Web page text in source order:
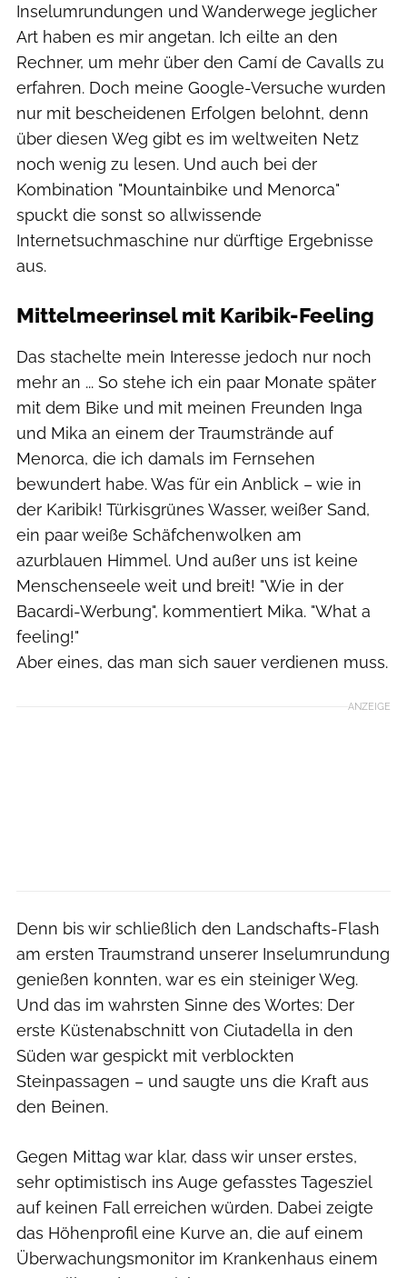
Inselumrundungen und Wanderwege jeglicher
Art haben es mir angetan. Ich eilte an den
Rechner, um mehr über den Camí de Cavalls zu
erfahren. Doch meine Google-Versuche wurden
nur mit bescheidenen Erfolgen belohnt, denn
über diesen Weg gibt es im weltweiten Netz
noch wenig zu lesen. Und auch bei der
Kombination "Mountainbike und Menorca"
spuckt die sonst so allwissende
Internetsuchmaschine nur dürftige Ergebnisse
aus.
Mittelmeerinsel mit Karibik-Feeling
Das stachelte mein Interesse jedoch nur noch
mehr an ... So stehe ich ein paar Monate später
mit dem Bike und mit meinen Freunden Inga
und Mika an einem der Traumstrände auf
Menorca, die ich damals im Fernsehen
bewundert habe. Was für ein Anblick – wie in
der Karibik! Türkisgrünes Wasser, weißer Sand,
ein paar weiße Schäfchenwolken am
azurblauen Himmel. Und außer uns ist keine
Menschenseele weit und breit! "Wie in der
Bacardi-Werbung", kommentiert Mika. "What a
feeling!"
Aber eines, das man sich sauer verdienen muss.
ANZEIGE
Denn bis wir schließlich den Landschafts-Flash
am ersten Traumstrand unserer Inselumrundung
genießen konnten, war es ein steiniger Weg.
Und das im wahrsten Sinne des Wortes: Der
erste Küs­tenabschnitt von Ciu­tadella in den
Süden war gespickt mit verblockten
Steinpassagen – und saugte uns die Kraft aus
den Beinen.
Gegen Mittag war klar, dass wir unser erstes,
sehr optimistisch ins Auge gefasstes Tagesziel
auf keinen Fall erreichen würden. Dabei zeigte
das Höhenprofil eine Kurve an, die auf einem
Überwachungsmonitor im Krankenhaus einem